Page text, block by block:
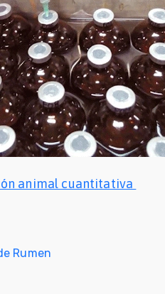
animal cuantitativa
Rumen